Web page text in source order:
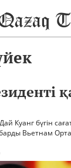
Куанг бүгін
Вьетнам